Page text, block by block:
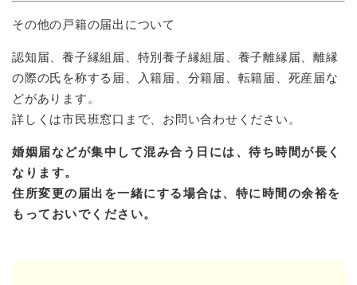
その他の戸籍の届出について
認知届、養子縁組届、特別養子縁組届、養子離縁届、離縁
の際の氏を称する届、入籍届、分籍届、転籍届、死産届な
どがあります。
詳しくは市民班窓口まで、お問い合わせください。
婚姻届などが集中して混み合う日には、待ち時間が長く
なります。
住所変更の届出を一緒にする場合は、特に時間の余裕を
もっておいでください。